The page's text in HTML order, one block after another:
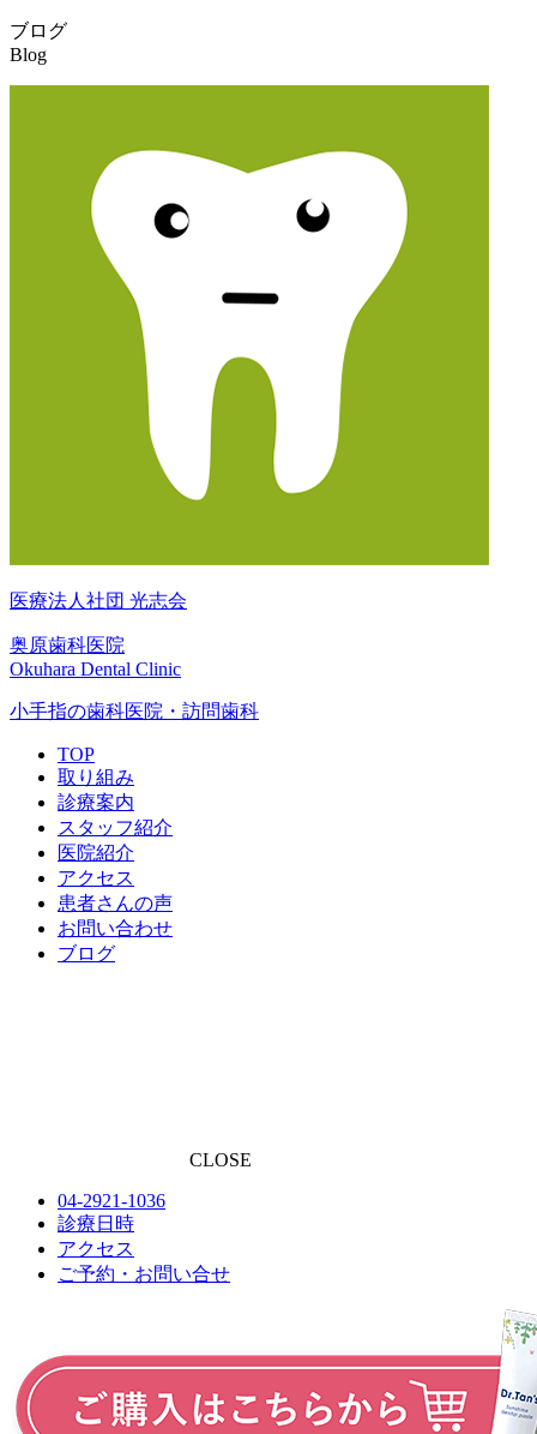
ブログ
Blog
医療法人社団 光志会
奥原歯科医院
Okuhara Dental Clinic
小手指の歯科医院・訪問歯科
TOP
取り組み
診療案内
スタッフ紹介
医院紹介
アクセス
患者さんの声
お問い合わせ
ブログ
CLOSE
04-2921-1036
診療日時
アクセス
ご予約・お問い合せ